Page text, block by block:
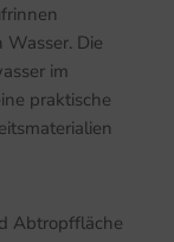
Die
im
praktische
Abtropffläche